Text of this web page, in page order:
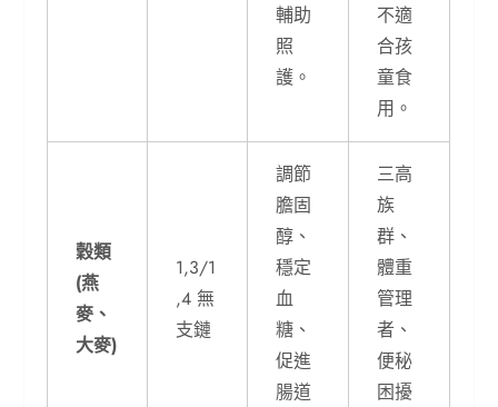
輔助
照
護。
不適
合孩
童食
用。
穀類
(燕
麥、
大麥)
1,3/1
,4 無
支鏈
調節
膽固
醇、
穩定
血
糖、
促進
腸道
三高
族
群、
體重
管理
者、
便秘
困擾